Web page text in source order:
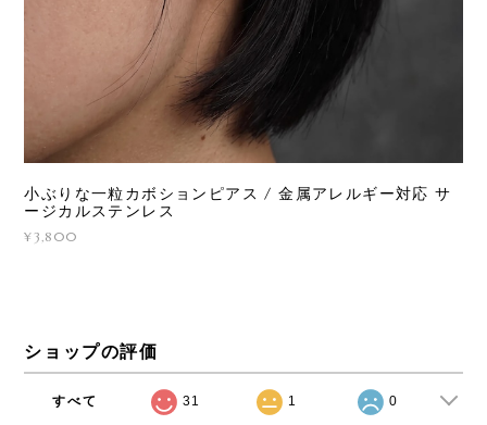
小ぶりな一粒カボションピアス / 金属アレルギー対応 サ
ージカルステンレス
¥3,800
ショップの評価
すべて 31 1 0